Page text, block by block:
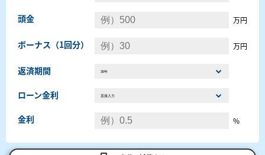
頭金 万円
ボーナス（1回分） 万円
返済期間
ローン金利
金利 %